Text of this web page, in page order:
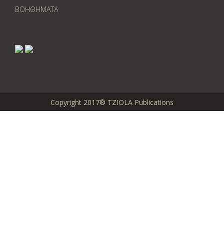
ΒΟΗΘΗΜΑΤΑ
Copyright 2017® TZIOLA Publications